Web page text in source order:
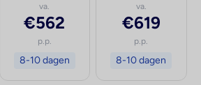
va.
€562
p.p.
8-10 dagen
va.
€619
p.p.
8-10 dagen